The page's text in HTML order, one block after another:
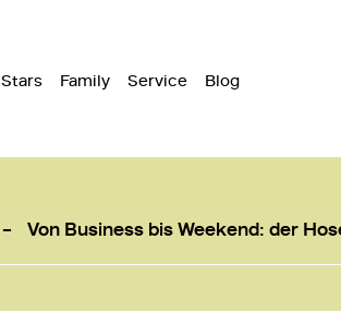
Stars Family Service Blog
Von Business bis Weekend: der